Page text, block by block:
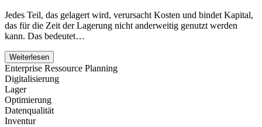
Jedes Teil, das gelagert wird, verursacht Kosten und bindet Kapital,
das für die Zeit der Lagerung nicht anderweitig genutzt werden
kann. Das bedeutet…
Weiterlesen
Enterprise Ressource Planning
Digitalisierung
Lager
Optimierung
Datenqualität
Inventur